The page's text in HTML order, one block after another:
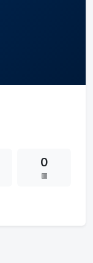
0
🟥